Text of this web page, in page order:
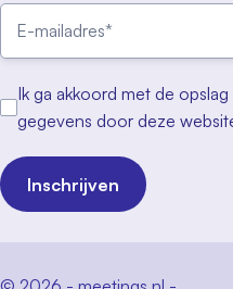
Ik ga akkoord met de
gegevens door deze
Inschrijven